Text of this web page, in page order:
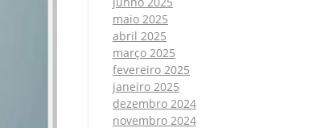
maio 2025
abril 2025
março 2025
fevereiro 2025
janeiro 2025
dezembro 2024
novembro 2024